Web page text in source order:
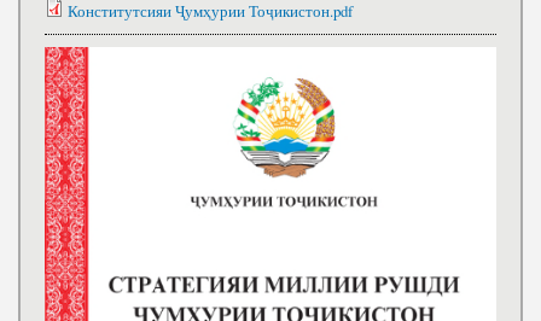
Конститутсияи Ҷумҳурии Тоҷикистон.pdf